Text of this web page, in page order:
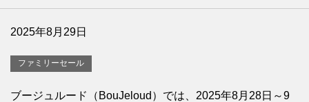
2025年8月29日
ファミリーセール
ブージュルード（BouJeloud）では、2025年8月28日～9